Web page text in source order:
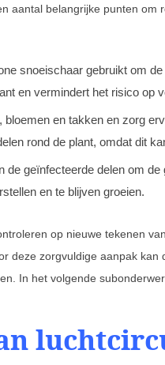
aantal belangrijke punten om
snoeischaar gebruikt om
en vermindert het risico op
bloemen en takken en zorg
rond de plant, omdat dit
de geïnfecteerde delen om
en te blijven groeien.
op nieuwe tekenen
deze zorgvuldige aanpak
In het volgende